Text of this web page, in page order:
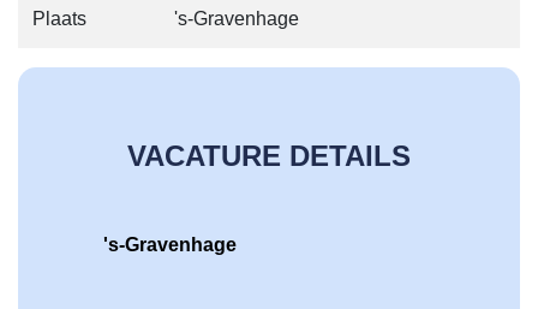
Plaats 's-Gravenhage
VACATURE DETAILS
's-Gravenhage